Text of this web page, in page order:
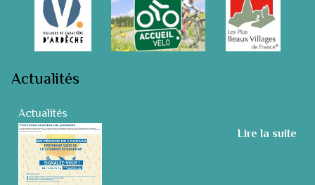
Actualités
Actualités
Lire la suite